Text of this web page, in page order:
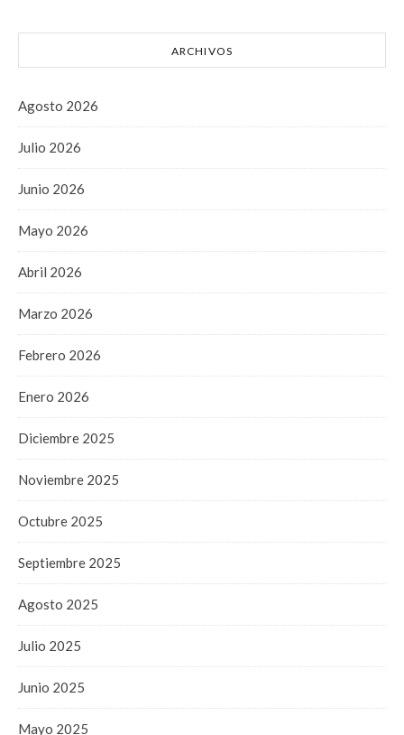
ARCHIVOS
Agosto 2026
Julio 2026
Junio 2026
Mayo 2026
Abril 2026
Marzo 2026
Febrero 2026
Enero 2026
Diciembre 2025
Noviembre 2025
Octubre 2025
Septiembre 2025
Agosto 2025
Julio 2025
Junio 2025
Mayo 2025